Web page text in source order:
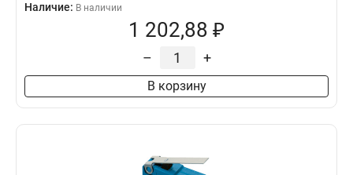
Наличие: В наличии
1 202,88 ₽
– +
В корзину